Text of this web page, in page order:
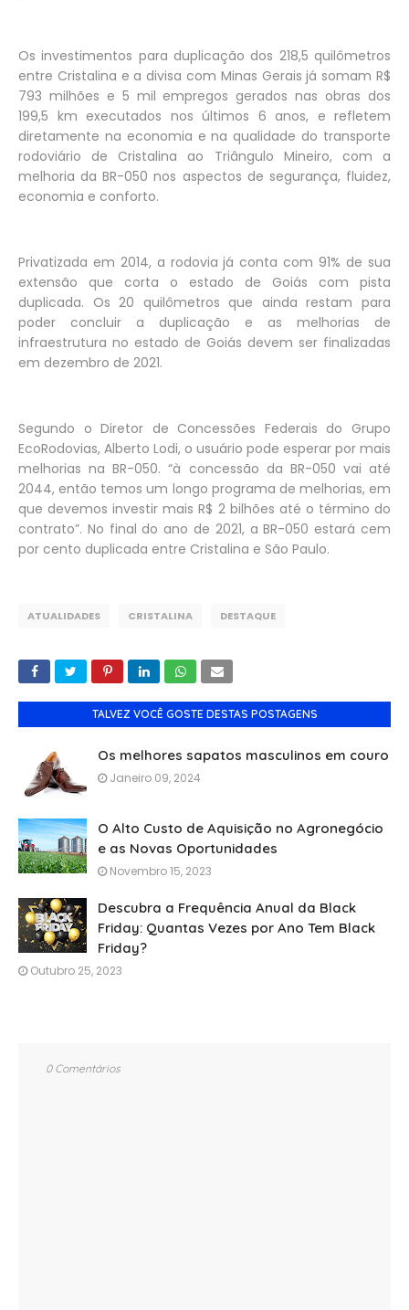
Os investimentos para duplicação dos 218,5 quilômetros
entre Cristalina e a divisa com Minas Gerais já somam R$
793 milhões e 5 mil empregos gerados nas obras dos
199,5 km executados nos últimos 6 anos, e refletem
diretamente na economia e na qualidade do transporte
rodoviário de Cristalina ao Triângulo Mineiro, com a
melhoria da BR-050 nos aspectos de segurança, fluidez,
economia e conforto.
Privatizada em 2014, a rodovia já conta com 91% de sua
extensão que corta o estado de Goiás com pista
duplicada. Os 20 quilômetros que ainda restam para
poder concluir a duplicação e as melhorias de
infraestrutura no estado de Goiás devem ser finalizadas
em dezembro de 2021.
Segundo o Diretor de Concessões Federais do Grupo
EcoRodovias, Alberto Lodi, o usuário pode esperar por mais
melhorias na BR-050. “à concessão da BR-050 vai até
2044, então temos um longo programa de melhorias, em
que devemos investir mais R$ 2 bilhões até o término do
contrato”. No final do ano de 2021, a BR-050 estará cem
por cento duplicada entre Cristalina e São Paulo.
ATUALIDADES CRISTALINA DESTAQUE
TALVEZ VOCÊ GOSTE DESTAS POSTAGENS
Os melhores sapatos masculinos em couro
Janeiro 09, 2024
O Alto Custo de Aquisição no Agronegócio
e as Novas Oportunidades
Novembro 15, 2023
Descubra a Frequência Anual da Black
Friday: Quantas Vezes por Ano Tem Black
Friday?
Outubro 25, 2023
0 Comentários